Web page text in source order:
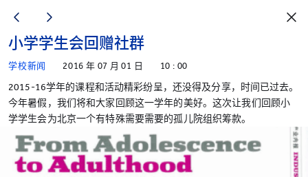
小学学生会回赠社群
学校新闻 2016 年 07 月 01 日 10 : 00
2015-16学年的课程和活动精彩纷呈，还没得及分享，时间已过去。
今年暑假，我们将和大家回顾这一学年的美好。这次让我们回顾小
学学生会为北京一个有特殊需要需要的孤儿院组织筹款。